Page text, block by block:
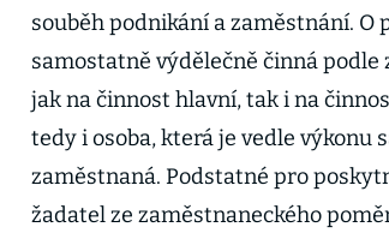
souběh podnikání a zaměstnání. O
samostatně výdělečně činná
jak na činnost hlavní, tak i na
tedy i osoba, která je vedle výkonu
zaměstnaná. Podstatné pro
žadatel ze zaměstnaneckého